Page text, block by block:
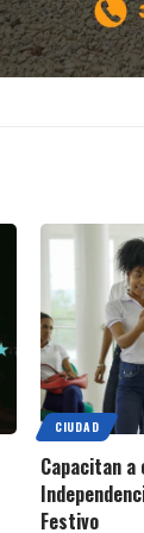
CIUDAD
Capacitan a
Festivo